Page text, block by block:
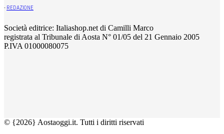
- REDAZIONE
Società editrice: Italiashop.net di Camilli Marco
registrata al Tribunale di Aosta N° 01/05 del 21 Gennaio 2005
P.IVA 01000080075
© {2026} Aostaoggi.it. Tutti i diritti riservati